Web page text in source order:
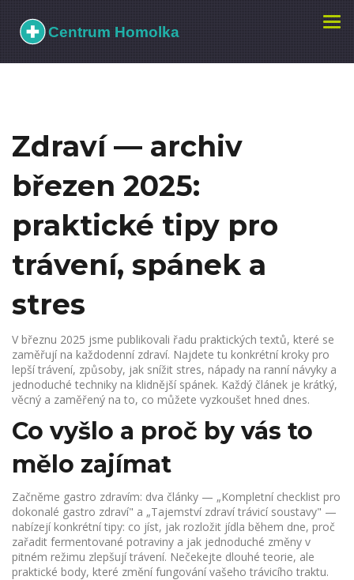
Zdraví — archiv
březen 2025:
praktické tipy pro
trávení, spánek a
stres
V březnu 2025 jsme publikovali řadu praktických textů, které se
zaměřují na každodenní zdraví. Najdete tu konkrétní kroky pro
lepší trávení, způsoby, jak snížit stres, nápady na ranní návyky a
jednoduché techniky na klidnější spánek. Každý článek je krátký,
věcný a zaměřený na to, co můžete vyzkoušet hned dnes.
Co vyšlo a proč by vás to
mělo zajímat
Začněme gastro zdravím: dva články — „Kompletní checklist pro
dokonalé gastro zdraví" a „Tajemství zdraví trávicí soustavy" —
nabízejí konkrétní tipy: co jíst, jak rozložit jídla během dne, proč
zařadit fermentované potraviny a jak jednoduché změny v
pitném režimu zlepšují trávení. Nečekejte dlouhé teorie, ale
praktické body, které změní fungování vašeho trávicího traktu.